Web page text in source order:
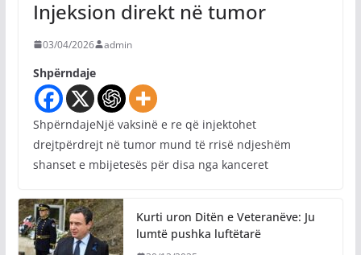
Injeksion direkt në tumor
03/04/2026 admin
Shpërndaje
ShpërndajeNjë vaksinë e re që injektohet
drejtpërdrejt në tumor mund të rrisë ndjeshëm
shanset e mbijetesës për disa nga kanceret
Kurti uron Ditën e Veteranëve: Ju
lumtë pushka luftëtarë